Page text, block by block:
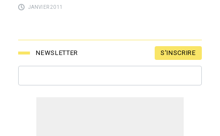
JANVIER 2011
NEWSLETTER S'INSCRIRE